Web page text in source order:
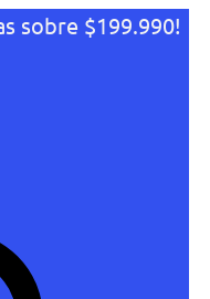
sobre $199.990!